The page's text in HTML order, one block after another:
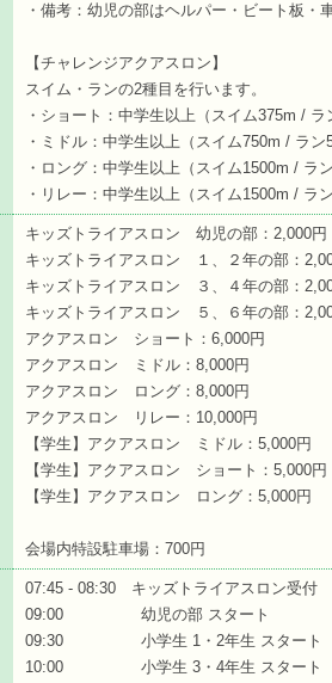
・備考：幼児の部はヘルパー・ビート板・
【チャレンジアクアスロン】
スイム・ランの2種目を行います。
・ショート：中学生以上（スイム375m / ラ
・ミドル：中学生以上（スイム750m / ラン
・ロング：中学生以上（スイム1500m / ラ
・リレー：中学生以上（スイム1500m / ラ
キッズトライアスロン 幼児の部：2,000円
キッズトライアスロン １、２年の部：
キッズトライアスロン ３、４年の部：
キッズトライアスロン ５、６年の部：
アクアスロン ショート：6,000円
アクアスロン ミドル：8,000円
アクアスロン ロング：8,000円
アクアスロン リレー：10,000円
【学生】アクアスロン ミドル：5,000円
【学生】アクアスロン ショート：5,000円
【学生】アクアスロン ロング：5,000円
会場内特設駐車場：700円
07:45 - 08:30 キッズトライアスロン受付
09:00 幼児の部 スタート
09:30 小学生 1・2年生 スタート
10:00 小学生 3・4年生 スタート